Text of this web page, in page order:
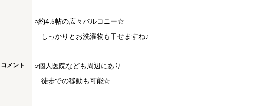
メント
○約4.5帖の広々バルコニー☆
しっかりとお洗濯物も干せますね♪
○個人医院なども周辺にあり
徒歩での移動も可能☆